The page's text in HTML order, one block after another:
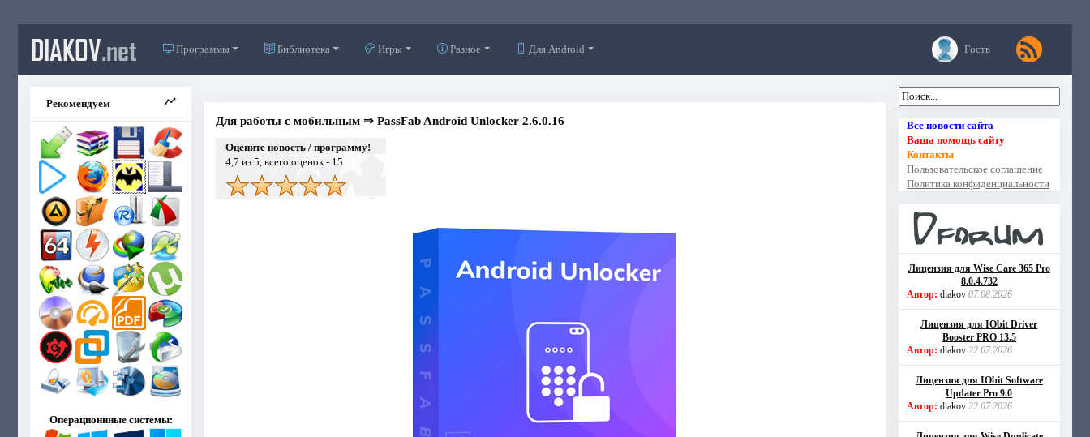
DIAKOV.net Программы Библиотека Игры Разное Для Android Гость
Рекомендуем
Операционнные системы:
Для работы с мобильным⇒ PassFab Android Unlocker 2.6.0.16
Оцените новость / программу!
4,7 из 5, всего оценок - 15
Все новости сайта
Ваша помощь сайту
Контакты
Пользовательское соглашение
Политика конфиденциальности
Лицензия для Wise Care 365 Pro
8.0.4.732
Автор: diakov 07.08.2026
Лицензия для IObit Driver
Booster PRO 13.5
Автор: diakov 22.07.2026
Лицензия для IObit Software
Updater Pro 9.0
Автор: diakov 22.07.2026